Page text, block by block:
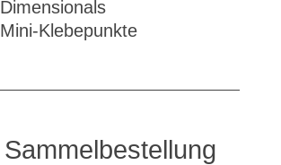
Dimensionals
Mini-Klebepunkte
Sammelbestellung